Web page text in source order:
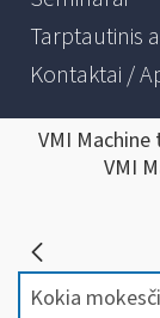
Tarptautinis
Kontaktai /
VMI
VMI